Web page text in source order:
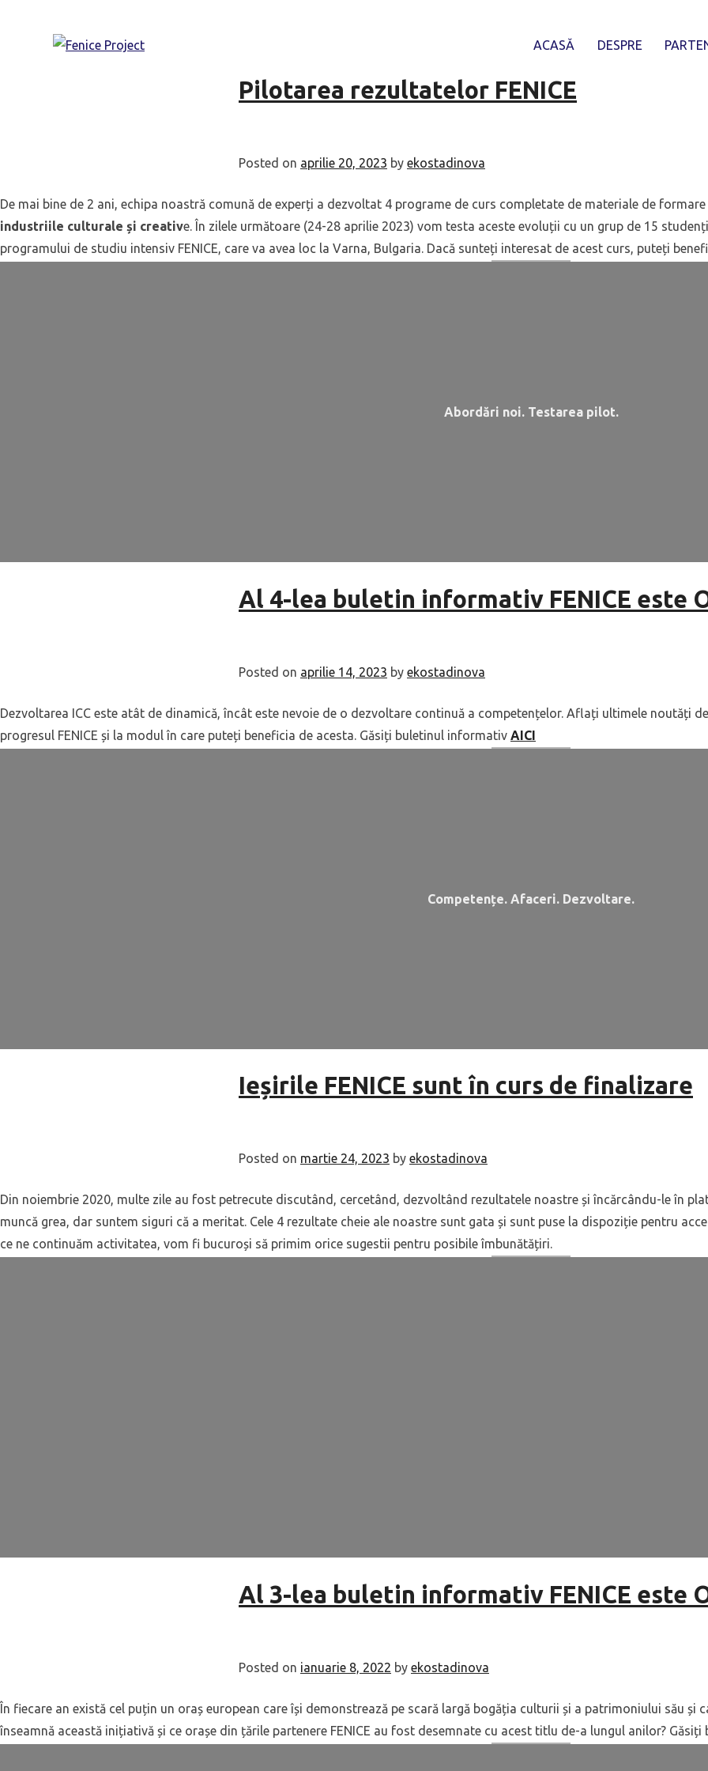
ACASĂ DESPRE
Pilotarea rezultatelor FENICE
Posted on aprilie 20, 2023 by ekostadinova
De mai bine de 2 ani, echipa noastră comună de experți a dezvoltat 4 programe de curs completate de materiale de
industriile culturale și creative. În zilele următoare (24-28 aprilie 2023) vom testa aceste evoluții cu un grup de 15
programului de studiu intensiv FENICE, care va avea loc la Varna, Bulgaria. Dacă sunteți interesat de acest curs, puteți
Abordări noi. Testarea pilot.
Al 4-lea buletin informativ FENICE este
Posted on aprilie 14, 2023 by ekostadinova
Dezvoltarea ICC este atât de dinamică, încât este nevoie de o dezvoltare continuă a competențelor. Aflați ultimele noutăți
progresul FENICE și la modul în care puteți beneficia de acesta. Găsiți buletinul informativ AICI
Competențe. Afaceri. Dezvoltare.
Ieșirile FENICE sunt în curs de finalizare
Posted on martie 24, 2023 by ekostadinova
Din noiembrie 2020, multe zile au fost petrecute discutând, cercetând, dezvoltând rezultatele noastre și încărcându-le în
muncă grea, dar suntem siguri că a meritat. Cele 4 rezultate cheie ale noastre sunt gata și sunt puse la dispoziție pentru
ce ne continuăm activitatea, vom fi bucuroși să primim orice sugestii pentru posibile îmbunătățiri.
Al 3-lea buletin informativ FENICE este
Posted on ianuarie 8, 2022 by ekostadinova
În fiecare an există cel puțin un oraș european care își demonstrează pe scară largă bogăția culturii și a patrimoniului său și
înseamnă această inițiativă și ce orașe din țările partenere FENICE au fost desemnate cu acest titlu de-a lungul anilor?